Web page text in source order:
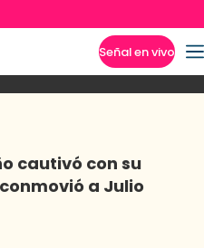
Señal en vivo
PolicialPolíticaEspectáculo
cautivó con su
a Julio